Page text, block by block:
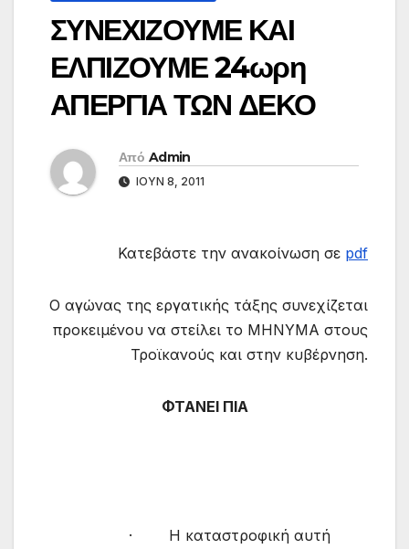
ΣΥΝΕΧΙΖΟΥΜΕ ΚΑΙ
ΕΛΠΙΖΟΥΜΕ 24ωρη
ΑΠΕΡΓΙΑ ΤΩΝ ΔΕΚΟ
Από Admin
ΙΟΎΝ 8, 2011
Κατεβάστε την ανακοίνωση σε pdf
Ο αγώνας της εργατικής τάξης συνεχίζεται
προκειμένου να στείλει το ΜΗΝΥΜΑ στους
Τροϊκανούς και στην κυβέρνηση.
ΦΤΑΝΕΙ ΠΙΑ
· Η καταστροφική αυτή